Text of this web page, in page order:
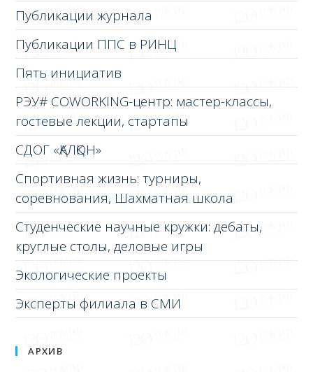
Публикации журнала
Публикации ППС в РИНЦ
Пять инициатив
РЭУ# COWORKING-центр: мастер-классы,
гостевые лекции, стартапы
СДОГ «ҚАЛҚОН»
Спортивная жизнь: турниры,
соревнования, Шахматная школа
Студенческие научные кружки: дебаты,
круглые столы, деловые игры
Экологические проекты
Эксперты филиала в СМИ
АРХИВ